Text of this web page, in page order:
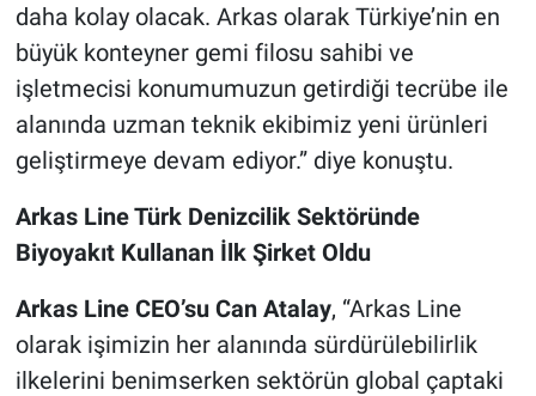
daha kolay olacak. Arkas olarak Türkiye’nin en
büyük konteyner gemi filosu sahibi ve
işletmecisi konumumuzun getirdiği tecrübe ile
alanında uzman teknik ekibimiz yeni ürünleri
geliştirmeye devam ediyor.” diye konuştu.
Arkas Line Türk Denizcilik Sektöründe
Biyoyakıt Kullanan İlk Şirket Oldu
Arkas Line CEO’su Can Atalay, “Arkas Line
olarak işimizin her alanında sürdürülebilirlik
ilkelerini benimserken sektörün global çaptaki